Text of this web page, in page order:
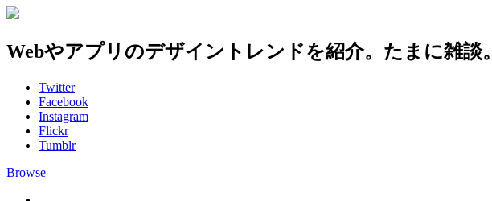
Webやアプリのデザイントレンドを紹介。たまに雑談。
Twitter
Facebook
Instagram
Flickr
Tumblr
Browse